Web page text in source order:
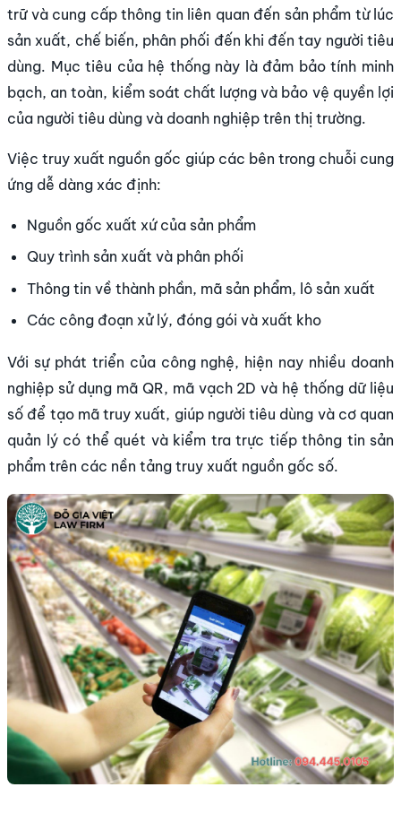
trữ và cung cấp thông tin liên quan đến sản phẩm từ lúc
sản xuất, chế biến, phân phối đến khi đến tay người tiêu
dùng. Mục tiêu của hệ thống này là đảm bảo tính minh
bạch, an toàn, kiểm soát chất lượng và bảo vệ quyền lợi
của người tiêu dùng và doanh nghiệp trên thị trường.
Việc truy xuất nguồn gốc giúp các bên trong chuỗi cung
ứng dễ dàng xác định:
Nguồn gốc xuất xứ của sản phẩm
Quy trình sản xuất và phân phối
Thông tin về thành phần, mã sản phẩm, lô sản xuất
Các công đoạn xử lý, đóng gói và xuất kho
Với sự phát triển của công nghệ, hiện nay nhiều doanh
nghiệp sử dụng mã QR, mã vạch 2D và hệ thống dữ liệu
số để tạo mã truy xuất, giúp người tiêu dùng và cơ quan
quản lý có thể quét và kiểm tra trực tiếp thông tin sản
phẩm trên các nền tảng truy xuất nguồn gốc số.